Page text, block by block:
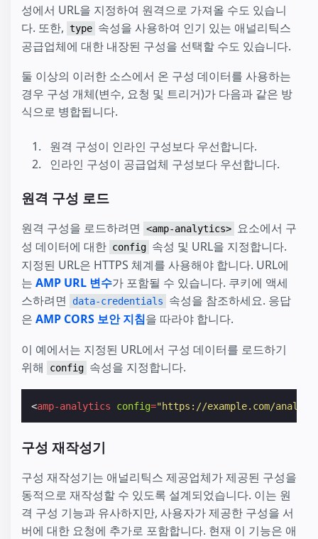
성에서 URL을 지정하여 원격으로 가져올 수도 있습니
다. 또한, type 속성을 사용하여 인기 있는 애널리틱스
공급업체에 대한 내장된 구성을 선택할 수도 있습니다.
둘 이상의 이러한 소스에서 온 구성 데이터를 사용하는
경우 구성 개체(변수, 요청 및 트리거)가 다음과 같은 방
식으로 병합됩니다.
원격 구성이 인라인 구성보다 우선합니다.
인라인 구성이 공급업체 구성보다 우선합니다.
원격 구성 로드
원격 구성을 로드하려면 <amp-analytics> 요소에서 구
성 데이터에 대한 config 속성 및 URL을 지정합니다.
지정된 URL은 HTTPS 체계를 사용해야 합니다. URL에
는 AMP URL 변수가 포함될 수 있습니다. 쿠키에 액세
스하려면
data-credentials
속성을 참조하세요. 응답
은 AMP CORS 보안 지침을 따라야 합니다.
이 예에서는 지정된 URL에서 구성 데이터를 로드하기
위해
config 속성을 지정합니다.
<amp-analytics config="https://example.com/
구성 재작성기
구성 재작성기는 애널리틱스 제공업체가 제공된 구성을
동적으로 재작성할 수 있도록 설계되었습니다. 이는 원
격 구성 기능과 유사하지만, 사용자가 제공한 구성을 서
버에 대한 요청에 추가로 포함합니다. 현재 이 기능은 애